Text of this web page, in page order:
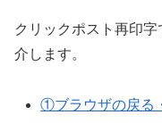
クリックポスト再印
介します。
①ブラウザの戻る